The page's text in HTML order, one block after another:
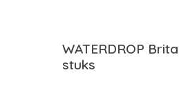
WATERDROP
stuks